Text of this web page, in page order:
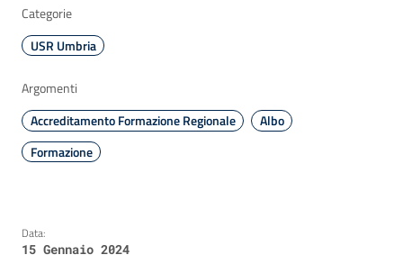
Categorie
USR Umbria
Argomenti
Accreditamento Formazione Regionale
Albo
Formazione
Data:
15 Gennaio 2024